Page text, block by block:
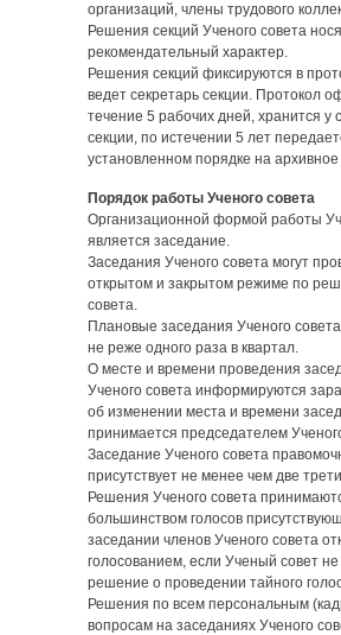
организаций, члены трудового
Решения секций Ученого совета
рекомендательный характер.
Решения секций фиксируются в
ведет секретарь секции. Протокол
течение 5 рабочих дней, хранится у
секции, по истечении 5 лет
установленном порядке на
Порядок работы Ученого совета
Организационной формой работы
является заседание.
Заседания Ученого совета могут
открытом и закрытом режиме по
совета.
Плановые заседания Ученого
не реже одного раза в квартал.
О месте и времени проведения
Ученого совета информируются
об изменении места и времени
принимается председателем
Заседание Ученого совета
присутствует не менее чем две
Решения Ученого совета
большинством голосов
заседании членов Ученого совета
голосованием, если Ученый совет
решение о проведении тайного
Решения по всем персональным
вопросам на заседаниях Ученого